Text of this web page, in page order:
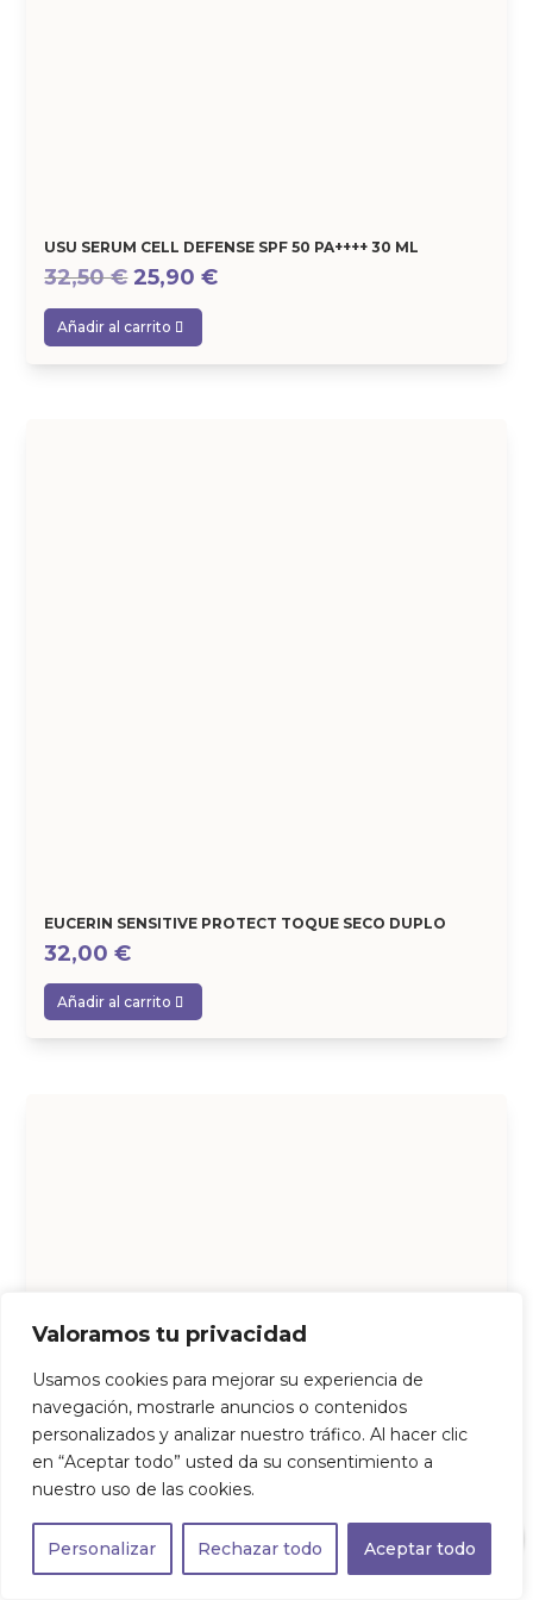
Valoramos tu privacidad
Usamos cookies para mejorar su experiencia de
navegación, mostrarle anuncios o contenidos
personalizados y analizar nuestro tráfico. Al hacer clic
en “Aceptar todo” usted da su consentimiento a
nuestro uso de las cookies.
Personalizar Rechazar todo Aceptar todo
USU SERUM CELL DEFENSE SPF 50 PA++++ 30 ML
32,50€ El
precio
original
era:
25,90€El
es:
Añadir al carrito
EUCERIN SENSITIVE PROTECT TOQUE SECO DUPLO
32,00€
Añadir al carrito